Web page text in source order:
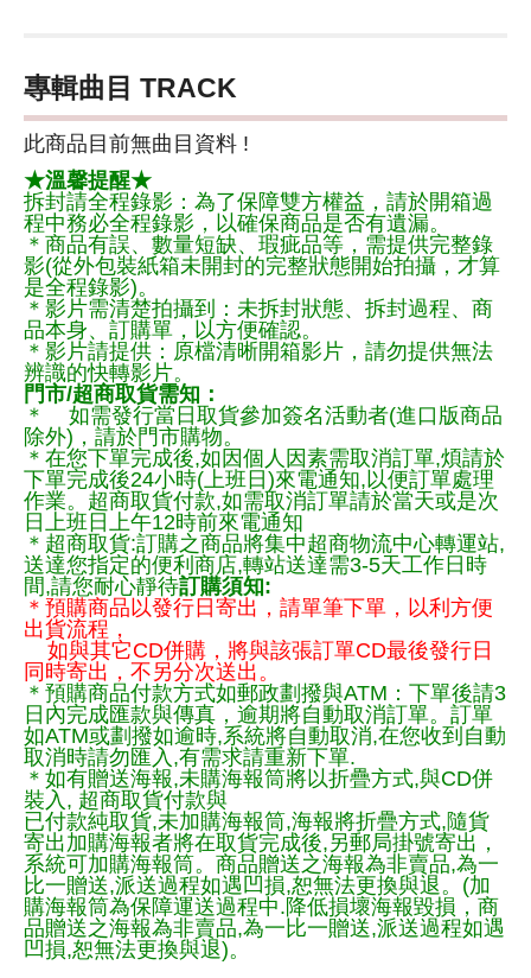
專輯曲目 TRACK
此商品目前無曲目資料 !
★溫馨提醒★
拆封請全程錄影：為了保障雙方權益，請於開箱過
程中務必全程錄影，以確保商品是否有遺漏。
＊商品有誤、數量短缺、瑕疵品等，需提供完整錄
影(從外包裝紙箱未開封的完整狀態開始拍攝，才算
是全程錄影)。
＊影片需清楚拍攝到：未拆封狀態、拆封過程、商
品本身、訂購單，以方便確認。
＊影片請提供：原檔清晰開箱影片，請勿提供無法
辨識的快轉影片。
門市/超商取貨需知：
＊ 如需發行當日取貨參加簽名活動者(進口版商品
除外)，請於門市購物。
＊在您下單完成後,如因個人因素需取消訂單,煩請於
下單完成後24小時(上班日)來電通知,以便訂單處理
作業。超商取貨付款,如需取消訂單請於當天或是次
日上班日上午12時前來電通知
＊超商取貨:訂購之商品將集中超商物流中心轉運站,
送達您指定的便利商店,轉站送達需3-5天工作日時
間,請您耐心靜待訂購須知:
＊預購商品以發行日寄出，請單筆下單，以利方便
出貨流程，
如與其它CD併購，將與該張訂單CD最後發行日
同時寄出，不另分次送出。
＊預購商品付款方式如郵政劃撥與ATM：下單後請3
日內完成匯款與傳真，逾期將自動取消訂單。訂單
如ATM或劃撥如逾時,系統將自動取消,在您收到自動
取消時請勿匯入,有需求請重新下單.
＊如有贈送海報,未購海報筒將以折疊方式,與CD併
裝入, 超商取貨付款與
已付款純取貨,未加購海報筒,海報將折疊方式,隨貨
寄出加購海報者將在取貨完成後,另郵局掛號寄出，
系統可加購海報筒。商品贈送之海報為非賣品,為一
比一贈送,派送過程如遇凹損,恕無法更換與退。(加
購海報筒為保障運送過程中.降低損壞海報毀損，商
品贈送之海報為非賣品,為一比一贈送,派送過程如遇
凹損,恕無法更換與退)。